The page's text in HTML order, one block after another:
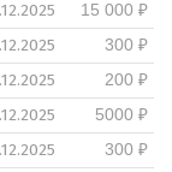
15 000 ₽
300 ₽
200 ₽
5000 ₽
300 ₽